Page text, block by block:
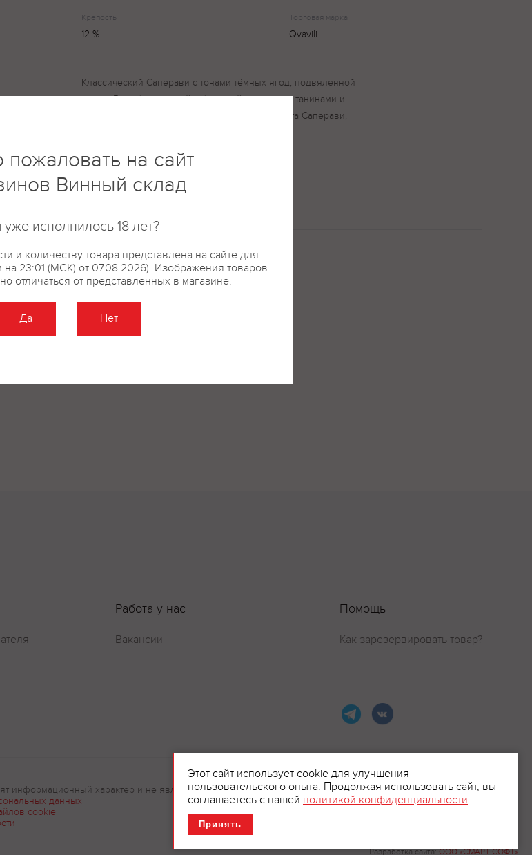
Крепость
12 %
Торговая марка
Qvavili
Классический Саперави с тонами тёмных ягод, подвяленной
вишни.Вкус бархатистый, объёмный, с мягкими танинами и
приятныи послевкусием Состав: виноград сорта Саперави,
Разработка сайта:ООО «СМАРТ-СОФТ»
Работа у нас
Вакансии
Помощь
Как зарезервировать товар?
информационный характер и не являются рекламой.
данных
cookie
Этот сайт использует cookie для улучшения
пользовательского опыта. Продолжая использовать сайт, вы
соглашаетесь с нашей политикой конфиденциальности.
Принять
на сайт
Винный склад
уже исполнилось 18 лет?
и количеству товара представлена на сайте для
23:01 (МСК) от 07.08.2026). Изображения товаров
отличаться от представленных в магазине.
Да Нет